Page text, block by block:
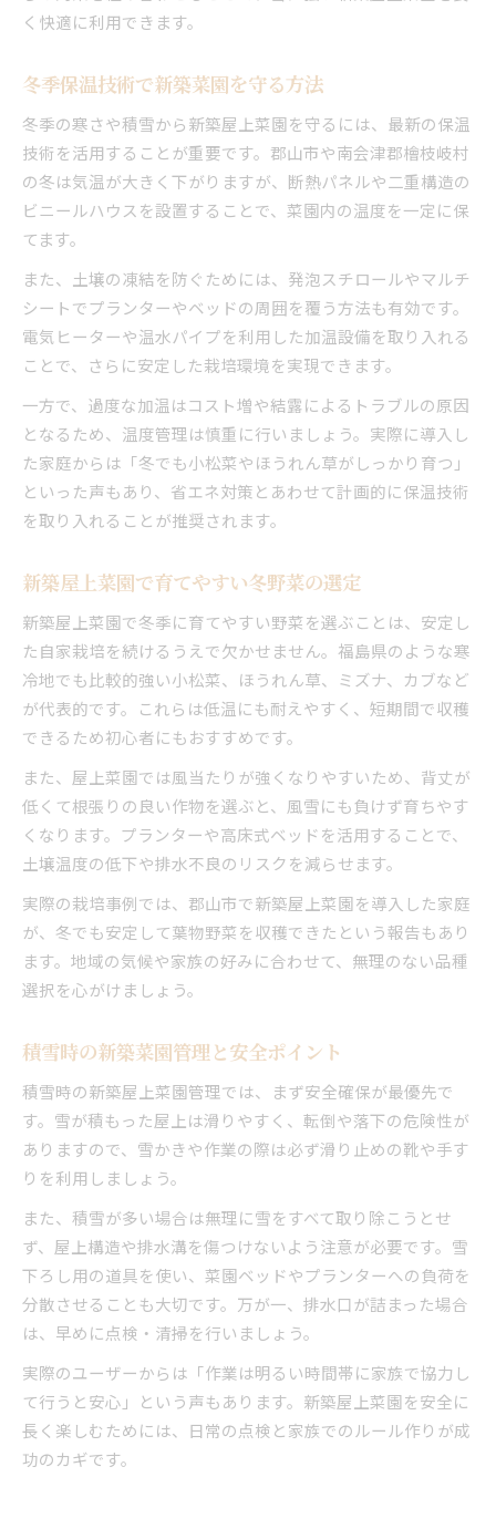
く快適に利用できます。
冬季保温技術で新築菜園を守る方法
冬季の寒さや積雪から新築屋上菜園を守るには、最新の保温
技術を活用することが重要です。郡山市や南会津郡檜枝岐村
の冬は気温が大きく下がりますが、断熱パネルや二重構造の
ビニールハウスを設置することで、菜園内の温度を一定に保
てます。
また、土壌の凍結を防ぐためには、発泡スチロールやマルチ
シートでプランターやベッドの周囲を覆う方法も有効です。
電気ヒーターや温水パイプを利用した加温設備を取り入れる
ことで、さらに安定した栽培環境を実現できます。
一方で、過度な加温はコスト増や結露によるトラブルの原因
となるため、温度管理は慎重に行いましょう。実際に導入し
た家庭からは「冬でも小松菜やほうれん草がしっかり育つ」
といった声もあり、省エネ対策とあわせて計画的に保温技術
を取り入れることが推奨されます。
新築屋上菜園で育てやすい冬野菜の選定
新築屋上菜園で冬季に育てやすい野菜を選ぶことは、安定し
た自家栽培を続けるうえで欠かせません。福島県のような寒
冷地でも比較的強い小松菜、ほうれん草、ミズナ、カブなど
が代表的です。これらは低温にも耐えやすく、短期間で収穫
できるため初心者にもおすすめです。
また、屋上菜園では風当たりが強くなりやすいため、背丈が
低くて根張りの良い作物を選ぶと、風雪にも負けず育ちやす
くなります。プランターや高床式ベッドを活用することで、
土壌温度の低下や排水不良のリスクを減らせます。
実際の栽培事例では、郡山市で新築屋上菜園を導入した家庭
が、冬でも安定して葉物野菜を収穫できたという報告もあり
ます。地域の気候や家族の好みに合わせて、無理のない品種
選択を心がけましょう。
積雪時の新築菜園管理と安全ポイント
積雪時の新築屋上菜園管理では、まず安全確保が最優先で
す。雪が積もった屋上は滑りやすく、転倒や落下の危険性が
ありますので、雪かきや作業の際は必ず滑り止めの靴や手す
りを利用しましょう。
また、積雪が多い場合は無理に雪をすべて取り除こうとせ
ず、屋上構造や排水溝を傷つけないよう注意が必要です。雪
下ろし用の道具を使い、菜園ベッドやプランターへの負荷を
分散させることも大切です。万が一、排水口が詰まった場合
は、早めに点検・清掃を行いましょう。
実際のユーザーからは「作業は明るい時間帯に家族で協力し
て行うと安心」という声もあります。新築屋上菜園を安全に
長く楽しむためには、日常の点検と家族でのルール作りが成
功のカギです。